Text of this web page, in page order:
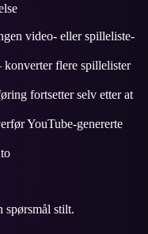
video- eller spilleliste-
konverter flere spillelister
fortsetter selv etter at
YouTube-genererte
spørsmål stilt.